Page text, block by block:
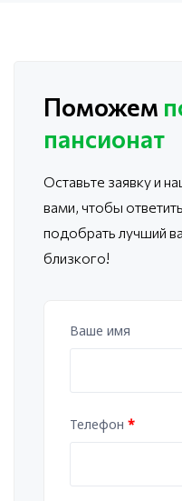
Поможем
пансионат
Оставьте заявку и
вами, чтобы ответить
подобрать лучший
близкого!